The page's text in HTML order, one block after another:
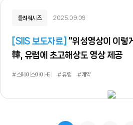
들려줘시즈 2025.09.09
SIIS 보도자료
韓, 유럽에 초고해상도 영상 제공
#스페이스아이-티 #유럽 #계약